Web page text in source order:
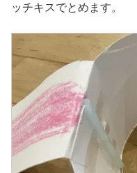
ッチキスでとめます。